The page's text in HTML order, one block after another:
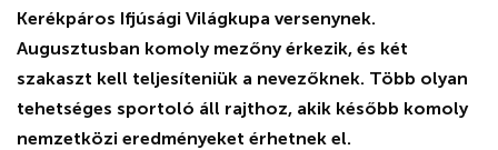
Kerékpáros Ifjúsági Világkupa versenynek.
Augusztusban komoly mezőny érkezik, és két
szakaszt kell teljesíteniük a nevezőknek. Több olyan
tehetséges sportoló áll rajthoz, akik később komoly
nemzetközi eredményeket érhetnek el.